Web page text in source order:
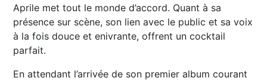
Aprile met tout le monde d’accord. Quant à sa
présence sur scène, son lien avec le public et sa voix
à la fois douce et enivrante, offrent un cocktail
parfait.
En attendant l’arrivée de son premier album courant